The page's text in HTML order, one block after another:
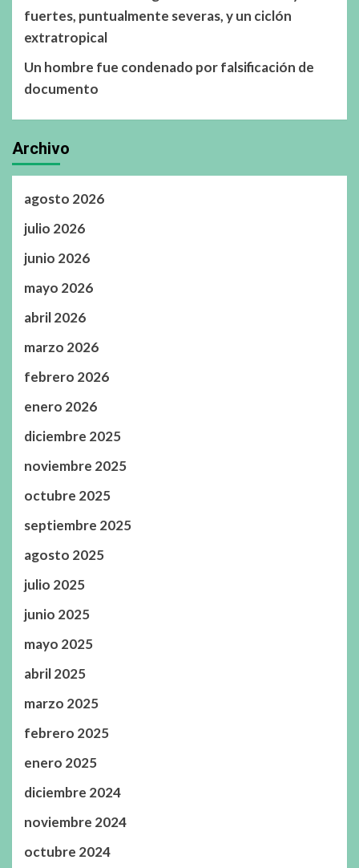
fuertes, puntualmente severas, y un ciclón
extratropical
Un hombre fue condenado por falsificación de
documento
Archivo
agosto 2026
julio 2026
junio 2026
mayo 2026
abril 2026
marzo 2026
febrero 2026
enero 2026
diciembre 2025
noviembre 2025
octubre 2025
septiembre 2025
agosto 2025
julio 2025
junio 2025
mayo 2025
abril 2025
marzo 2025
febrero 2025
enero 2025
diciembre 2024
noviembre 2024
octubre 2024